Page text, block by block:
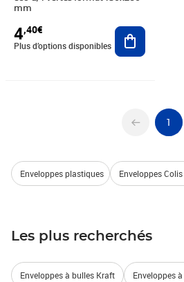
mm
4,40€
Plus d’options disponibles
Ajouter au
1
Enveloppes plastiques Enveloppes
Les plus recherchés
Enveloppes à bulles Kraft Enveloppes